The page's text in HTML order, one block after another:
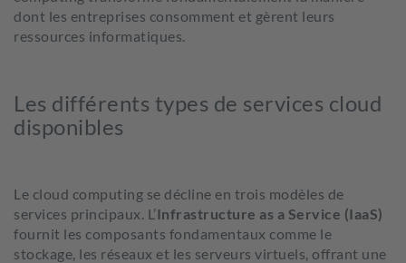
dont les entreprises consomment et gèrent leurs
ressources informatiques.
Les différents types de services cloud
disponibles
Le cloud computing se décline en trois modèles de
services principaux. L’Infrastructure as a Service (IaaS)
fournit les composants fondamentaux comme le
stockage, les réseaux et les serveurs virtuels, offrant une